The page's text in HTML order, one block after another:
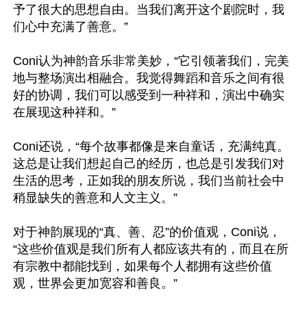
予了很大的思想自由。当我们离开这个剧院时，我
们心中充满了善意。”
Coni认为神韵音乐非常美妙，“它引领著我们，完美
地与整场演出相融合。我觉得舞蹈和音乐之间有很
好的协调，我们可以感受到一种祥和，演出中确实
在展现这种祥和。”
Coni还说，“每个故事都像是来自童话，充满纯真。
这总是让我们想起自己的经历，也总是引发我们对
生活的思考，正如我的朋友所说，我们当前社会中
稍显缺失的善意和人文主义。”
对于神韵展现的“真、善、忍”的价值观，Coni说，
“这些价值观是我们所有人都应该共有的，而且在所
有宗教中都能找到，如果每个人都拥有这些价值
观，世界会更加宽容和善良。”